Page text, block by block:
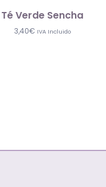
Té Verde Sencha
3,40€ IVA Incluido